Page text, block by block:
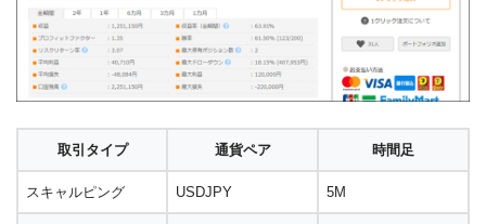
取引タイプ 通貨ペア 時間足
スキャルピング USDJPY 5M